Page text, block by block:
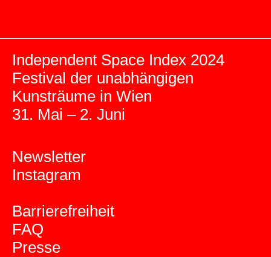
Independent Space Index 2024
Festival der unabhängigen
Kunsträume in Wien
31. Mai – 2. Juni
Newsletter
Instagram
Barrierefreiheit
FAQ
Presse